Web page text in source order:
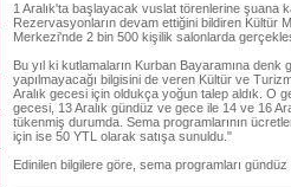
1 Aralık'ta başlayacak vuslat törenlerine şuana
Rezervasyonların devam ettiğini bildiren Kültür
Merkezi'nde 2 bin 500 kişilik salonlarda
Bu yıl ki kutlamaların Kurban Bayaramına
yapılmayacağı bilgisini de veren Kültür ve
Aralık gecesi için oldukça yoğun talep aldık. O
gecesi, 13 Aralık gündüz ve gece ile 14 ve 16
tükenmiş durumda. Sema programlarının
için ise 50 YTL olarak satışa sunuldu."
Edinilen bilgilere göre, sema programları